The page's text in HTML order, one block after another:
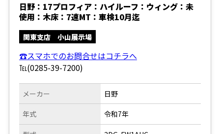
日野：17プロフィア：ハイルーフ：ウィング：未
使用：木床：7速MT：車検10月迄
関東支店 小山展示場
☎スマホでのお問合せはコチラへ
℡(0285-39-7200)
メーカー
年式
日野
令和7年